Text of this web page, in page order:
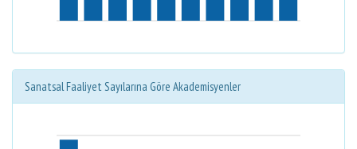
Sanatsal Faaliyet Sayılarına Göre Akademisyenler